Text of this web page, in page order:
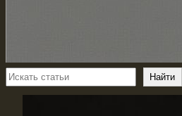
Поиск Найти